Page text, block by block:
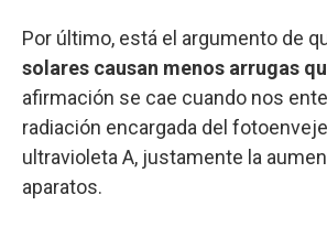
Por último, está el argumento de
solares causan menos arrugas
afirmación se cae cuando nos
radiación encargada del
ultravioleta A, justamente la
aparatos.